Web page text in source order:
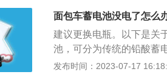
方法。拓展资料：蓄电池
电，直至报废。2、当电
液时应补充蒸馏水或专用
处，避免高温和潮湿。
面包车蓄电池没电了怎么
建议更换电瓶。以下是关
池，可分为传统的铅酸蓄
用寿命与车辆的情况有很
发布时间：2023-07-17